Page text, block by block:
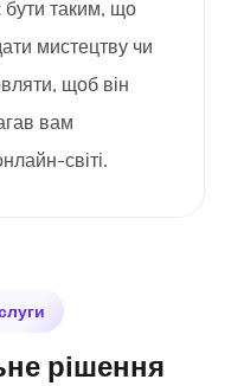
таким, що
мистецтву чи
щоб він
вам
світі.
рішення